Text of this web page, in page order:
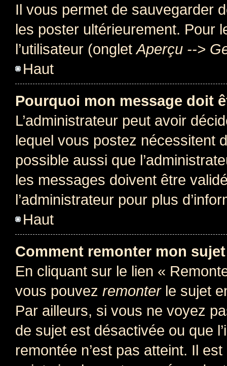
Il vous permet de sauvegarder
les poster ultérieurement. Pour
l’utilisateur (onglet Aperçu -->
Haut
Pourquoi mon message doit
L’administrateur peut avoir
lequel vous postez nécessitent
possible aussi que
les messages doivent être
l’administrateur pour plus
Haut
Comment remonter mon
En cliquant sur le lien «
vous pouvez remonterle sujet
Par ailleurs, si vous ne voyez
de sujet est désactivée ou que
remontée n’est pas atteint. Il